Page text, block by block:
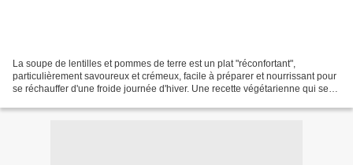
La soupe de lentilles et pommes de terre est un plat "réconfortant",
particulièrement savoureux et crémeux, facile à préparer et nourrissant pour
se réchauffer d'une froide journée d'hiver. Une recette végétarienne qui se